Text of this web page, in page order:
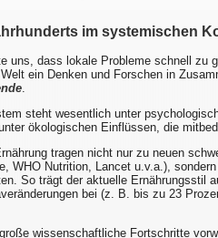
im systemischen
uns, dass lokale Probleme schnell zu
ein Denken und Forschen in
.
steht wesentlich unter
ökologischen Einflüssen, die
tragen nicht nur zu neuen
WHO Nutrition, Lancet u.v.a.),
So trägt der aktuelle Ernährungsstil
bei (z. B. bis zu 23
wissenschaftliche Fortschritte